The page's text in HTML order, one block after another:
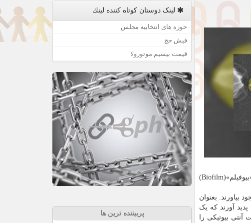
از آنجائیکه وقتی باکتری ها به یک سطح می چسبند، آغاز به تکثیر می کنند و خودرا در یک پوشش چسبناک و لزج موسوم به «بیوفیلم»(Biofilm)
بعنوان
آورند که یک
بیوتیکی را
لینک دوستان كوتاه كننده لینك
حوزه های انتخابیه مجلس
فیش حج
قیمت بیسیم موتورولا
پربیننده ترین ها